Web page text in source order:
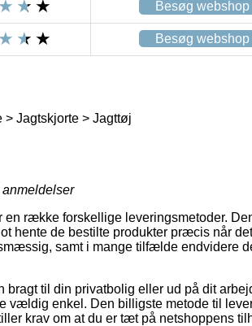
Besøg webshop
Besøg webshop
> Jagtskjorte > Jagttøj
anmeldelser
række forskellige leveringsmetoder.
hente de bestilte produkter præcis når
samt i mange tilfælde endvidere
til din privatbolig eller ud på dit
vældig enkel. Den billigste metode til
krav om at du er tæt på netshoppens